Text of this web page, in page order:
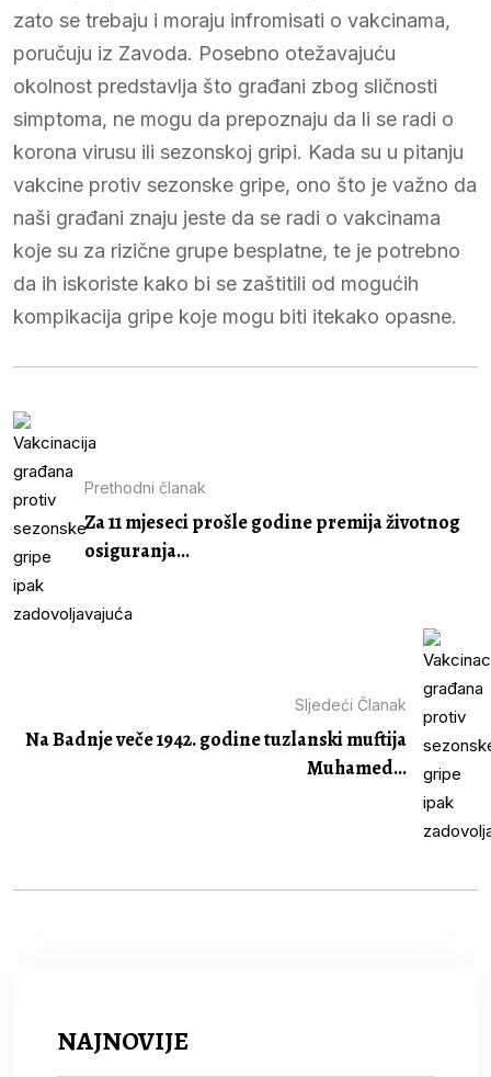
zato se trebaju i moraju infromisati o vakcinama,
poručuju iz Zavoda. Posebno otežavajuću
okolnost predstavlja što građani zbog sličnosti
simptoma, ne mogu da prepoznaju da li se radi o
korona virusu ili sezonskoj gripi. Kada su u pitanju
vakcine protiv sezonske gripe, ono što je važno da
naši građani znaju jeste da se radi o vakcinama
koje su za rizične grupe besplatne, te je potrebno
da ih iskoriste kako bi se zaštitili od mogućih
kompikacija gripe koje mogu biti itekako opasne.
Prethodni članak
Za 11 mjeseci prošle godine premija životnog
osiguranja...
Sljedeći Članak
Na Badnje veče 1942. godine tuzlanski muftija
Muhamed...
NAJNOVIJE